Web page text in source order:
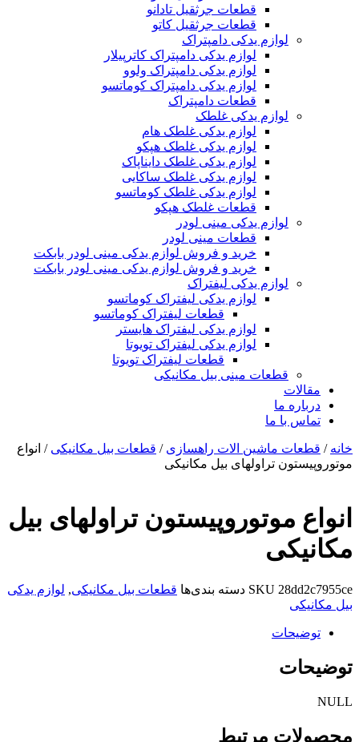
قطعات جرثقیل تادانو
قطعات جرثقیل کاتو
لوازم یدکی دامپتراک
لوازم یدکی دامپتراک کاترپیلار
لوازم یدکی دامپتراک ولوو
لوازم یدکی دامپتراک کوماتسو
قطعات دامپتراک
لوازم یدکی غلطک
لوازم یدکی غلطک هام
لوازم یدکی غلطک هپکو
لوازم یدکی غلطک دایناپاک
لوازم یدکی غلطک ساکایی
لوازم یدکی غلطک کوماتسو
قطعات غلطک هپکو
لوازم یدکی مینی لودر
قطعات مینی لودر
خرید و فروش لوازم یدکی مینی لودر بابکت
خرید و فروش لوازم یدکی مینی لودر بابکت
لوازم یدکی لیفتراک
لوازم یدکی لیفتراک کوماتسو
قطعات لیفتراک کوماتسو
لوازم یدکی لیفتراک هایستر
لوازم یدکی لیفتراک تویوتا
قطعات لیفتراک تویوتا
قطعات مینی بیل مکانیکی
ما
با ما
ماشین الات راهسازی/ قطعات بیل مکانیکی/ انواع
تراولهای بیل مکانیکی
موتوروپیستون تراولهای بیل
SKU دسته بندی‌ها قطعات بیل مکانیکی, لوازم یدکی
مرتبط